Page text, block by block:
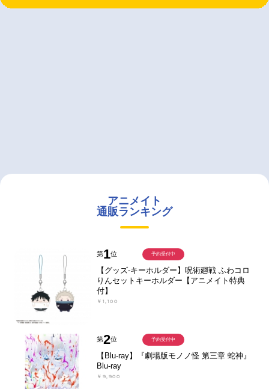
アニメイト
通販ランキング
第1位
【グッズ-キーホルダー】呪術廻戦 ふわコロ
りんセットキーホルダー【アニメイト特典
付】
￥1,100
予約受付中
第2位
【Blu-ray】『劇場版モノノ怪 第三章 蛇神』
Blu-ray
￥9,900
予約受付中